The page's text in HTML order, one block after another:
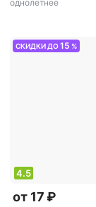
однолетнее
СКИДКИ ДО15 %
4.5
от 17 ₽